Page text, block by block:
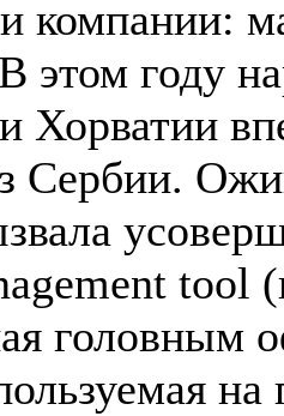
компании:
этом году
Хорватии
Сербии.
tool
головным